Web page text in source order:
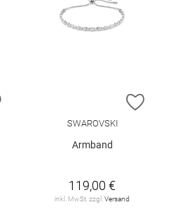
ZUR WUNSCHLISTE HINZUFÜGEN
ZUR
SWAROVSKI
Armband
119,00 €
inkl. MwSt. zzgl. Versand